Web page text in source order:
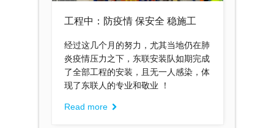
工程中：防疫情 保安全 稳施工
经过这几个月的努力，尤其当地仍在肺
炎疫情压力之下，东联安装队如期完成
了全部工程的安装，且无一人感染，体
现了东联人的专业和敬业 ！
Read more